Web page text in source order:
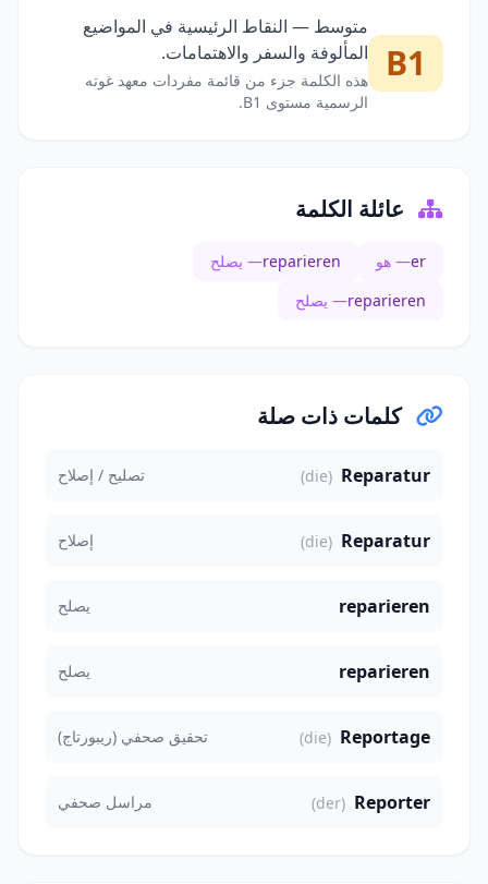
B1
متوسط — النقاط الرئيسية في المواضيع
المألوفة والسفر والاهتمامات.
هذه الكلمة جزء من قائمة مفردات معهد غوته
الرسمية مستوى B1.
عائلة الكلمة
er— هو reparieren— يصلح
reparieren— يصلح
كلمات ذات صلة
Reparatur
(die) تصليح / إصلاح
Reparatur
(die) إصلاح
reparieren يصلح
reparieren يصلح
Reportage
(die) تحقيق صحفي (ريبورتاج)
Reporter
(der) مراسل صحفي